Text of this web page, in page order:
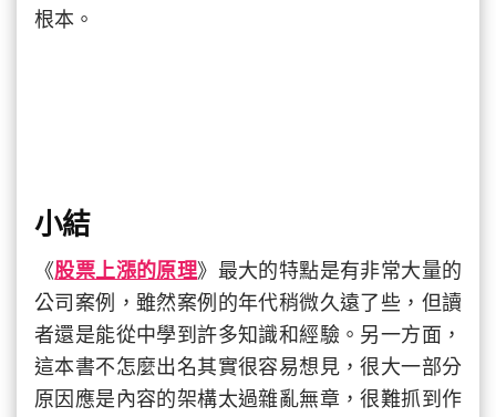
根本。
小結
《股票上漲的原理》最大的特點是有非常大量的
公司案例，雖然案例的年代稍微久遠了些，但讀
者還是能從中學到許多知識和經驗。另一方面，
這本書不怎麼出名其實很容易想見，很大一部分
原因應是內容的架構太過雜亂無章，很難抓到作